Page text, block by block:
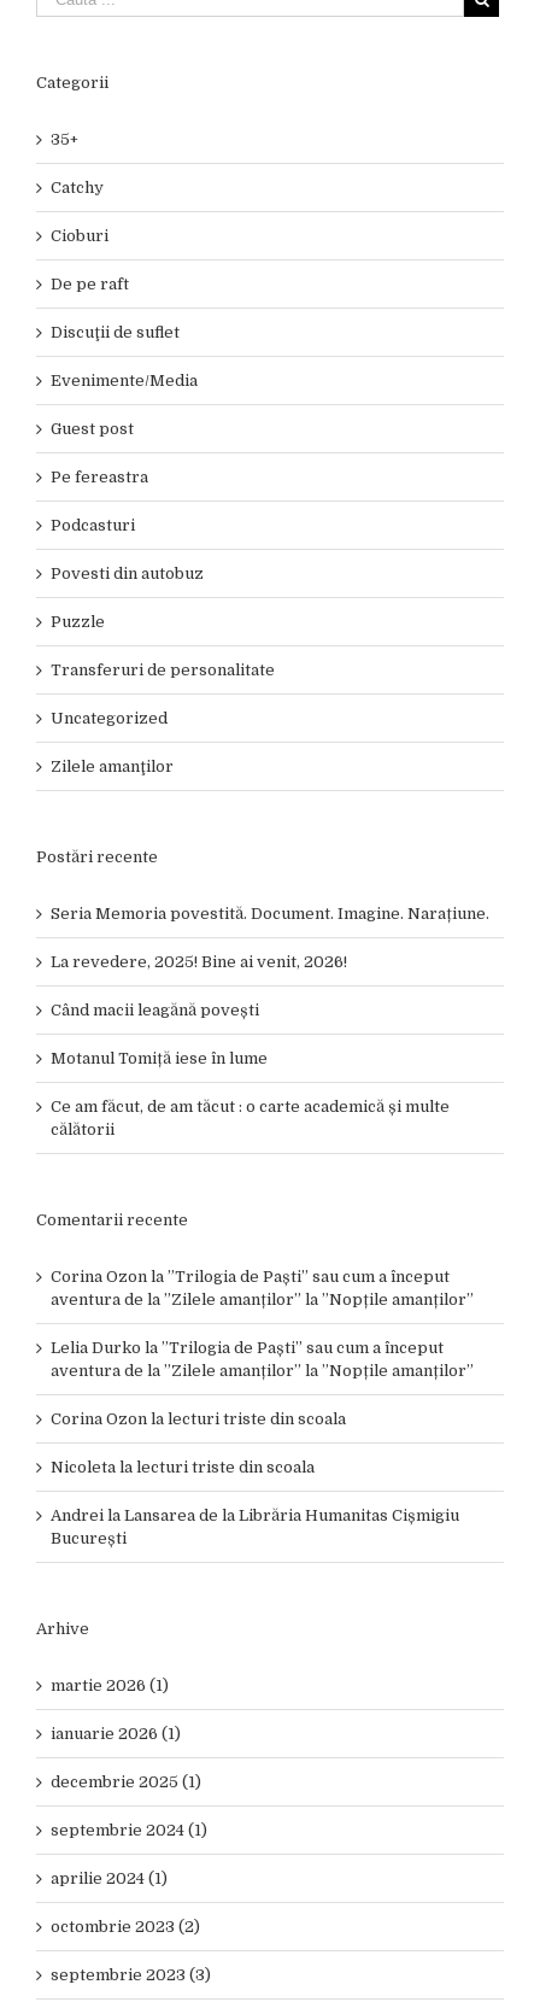
Categorii
35+
Catchy
Cioburi
De pe raft
Discuţii de suflet
Evenimente/Media
Guest post
Pe fereastra
Podcasturi
Povesti din autobuz
Puzzle
Transferuri de personalitate
Uncategorized
Zilele amanţilor
Postări recente
Seria Memoria povestită. Document. Imagine. Narațiune.
La revedere, 2025! Bine ai venit, 2026!
Când macii leagănă povești
Motanul Tomiță iese în lume
Ce am făcut, de am tăcut : o carte academică și multe
călătorii
Comentarii recente
Corina Ozon la ”Trilogia de Paști” sau cum a început
aventura de la ”Zilele amanților” la ”Nopțile amanților”
Lelia Durko la ”Trilogia de Paști” sau cum a început
aventura de la ”Zilele amanților” la ”Nopțile amanților”
Corina Ozon la lecturi triste din scoala
Nicoleta la lecturi triste din scoala
Andrei la Lansarea de la Librăria Humanitas Cișmigiu
București
Arhive
martie 2026 (1)
ianuarie 2026 (1)
decembrie 2025 (1)
septembrie 2024 (1)
aprilie 2024 (1)
octombrie 2023 (2)
septembrie 2023 (3)